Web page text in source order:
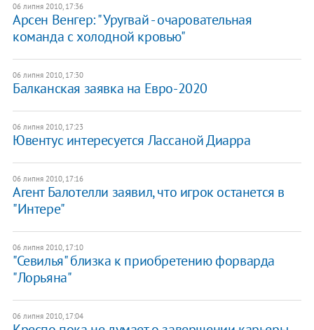
06 липня 2010, 17:36
Арсен Венгер: "Уругвай - очаровательная
команда с холодной кровью"
06 липня 2010, 17:30
Балканская заявка на Евро-2020
06 липня 2010, 17:23
Ювентус интересуется Лассаной Диарра
06 липня 2010, 17:16
Агент Балотелли заявил, что игрок останется в
"Интере"
06 липня 2010, 17:10
"Севилья" близка к приобретению форварда
"Лорьяна"
06 липня 2010, 17:04